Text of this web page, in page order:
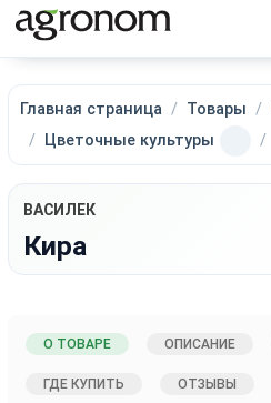
Главная страница Товары
Цветочные культуры
ВАСИЛЕК
Кира
О ТОВАРЕ ОПИСАНИЕ
ГДЕ КУПИТЬ ОТЗЫВЫ